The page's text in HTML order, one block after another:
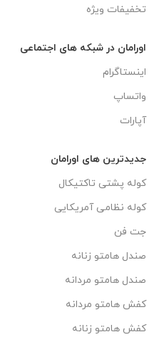
تخفیفات ویژه
اورامان در شبکه های اجتماعی
اینستاگرام
واتساپ
آپارات
جدیدترین های اورامان
کوله پشتی تاکتیکال
کوله نظامی آمریکایی
جت فن
صندل هامتو زنانه
صندل هامتو مردانه
کفش هامتو مردانه
کفش هامتو زنانه